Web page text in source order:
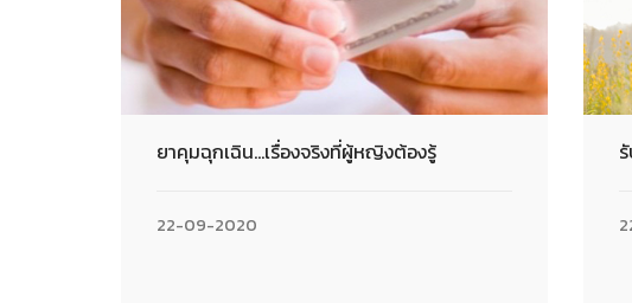
ยาคุมฉุกเฉิน…เรื่องจริงที่ผู้หญิงต้องรู้
22-09-2020